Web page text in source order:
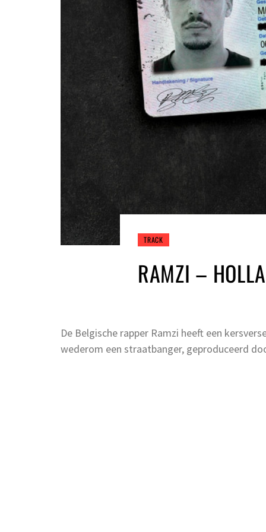
TRACK
RAMZI –
De Belgische rapper Ramzi heeft een
wederom een straatbanger, geproduceerd